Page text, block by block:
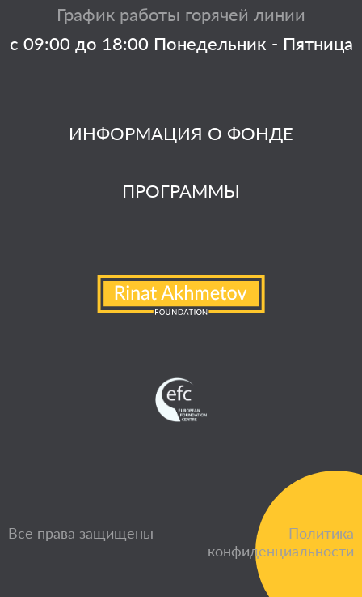
ИНФОРМАЦИЯ О ФОНДЕ
ПРОГРАММЫ
График работы горячей линии
с 09:00 до 18:00 Понедельник - Пятница
Все права защищены
Политика
конфиденциальности